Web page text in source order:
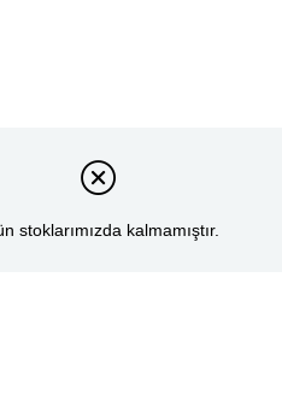
stoklarımızda kalmamıştır.